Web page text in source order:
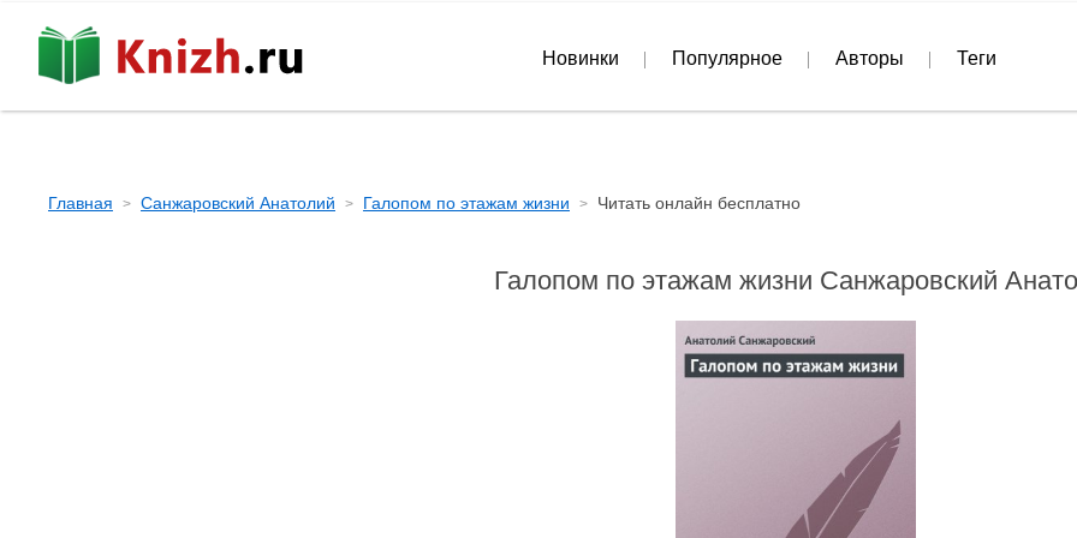
Главная Санжаровский Анатолий Галопом по этажам жизни Читать онлайн бесплатно
Галопом по этажам жизни Санжаровский
Новинки Популярное Авторы Теги